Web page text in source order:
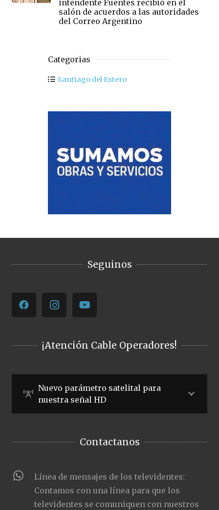
intendente Fuentes recibió en el
salón de acuerdos a las autoridades
del Correo Argentino
Categorias
Santiago del Estero
Seguinos
¡Atención Cable Operadores!
Nuevo parámetro satelital para
nuestra señal HD
Contactanos
Línea de mensajes de los televidentes:
Contamos con una línea para que los
televidentes se comuniquen con nuestros